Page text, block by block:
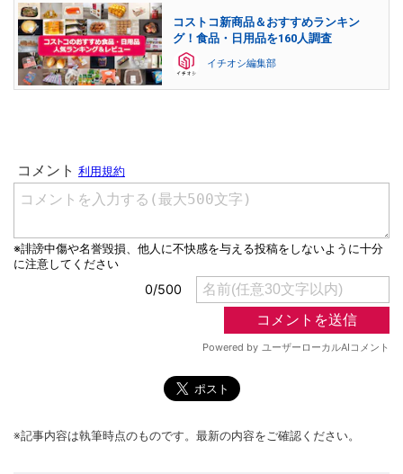
コストコ新商品＆おすすめランキン
グ！食品・日用品を160人調査
イチオシ編集部
※記事内容は執筆時点のものです。最新の内容をご確認ください。